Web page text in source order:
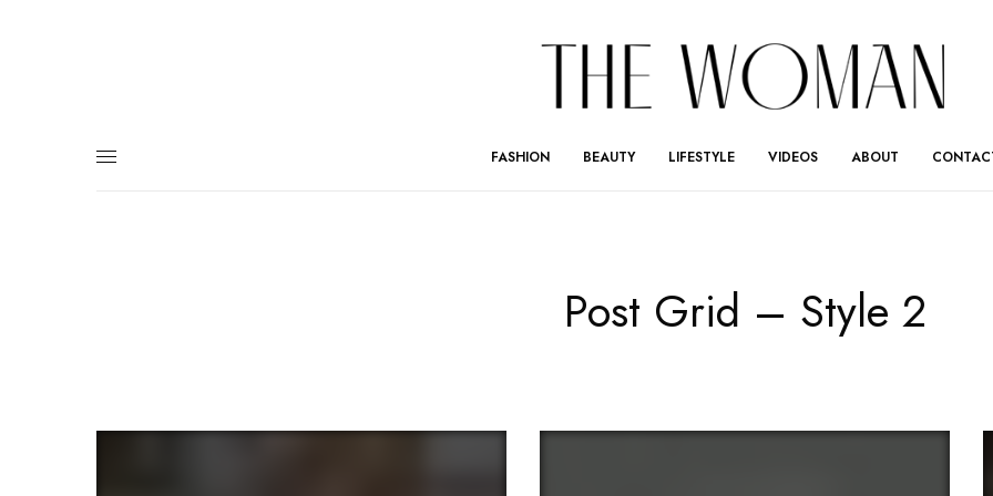
FASHION BEAUTY LIFESTYLE VIDEOS ABOUT
Post Grid – Style 2